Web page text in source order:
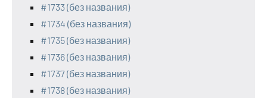
#1733 (без названия)
#1734 (без названия)
#1735 (без названия)
#1736 (без названия)
#1737 (без названия)
#1738 (без названия)